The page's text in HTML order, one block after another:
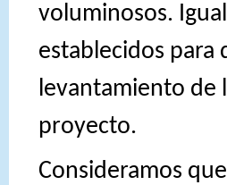
voluminosos.
establecidos para
levantamiento de
proyecto.
Consideramos